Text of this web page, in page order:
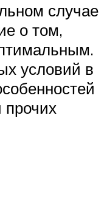
случае
о том,
условий в
прочих